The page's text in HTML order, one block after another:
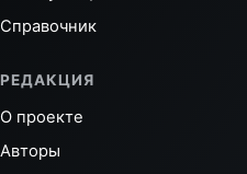
Справочник
РЕДАКЦИЯ
О проекте
Авторы